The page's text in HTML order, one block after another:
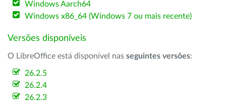
Windows Aarch64
Windows x86_64 (Windows 7 ou mais recente)
Versões disponíveis
O LibreOffice está disponível nas seguintes versões:
26.2.5
26.2.4
26.2.3